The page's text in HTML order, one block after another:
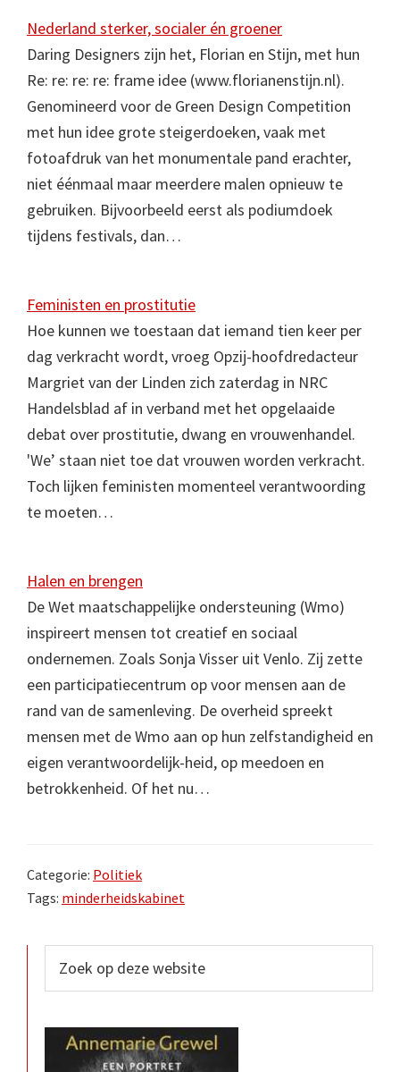
Nederland sterker, socialer én groener
Daring Designers zijn het, Florian en Stijn, met hun
Re: re: re: re: frame idee (www.florianenstijn.nl).
Genomineerd voor de Green Design Competition
met hun idee grote steigerdoeken, vaak met
fotoafdruk van het monumentale pand erachter,
niet éénmaal maar meerdere malen opnieuw te
gebruiken. Bijvoorbeeld eerst als podiumdoek
tijdens festivals, dan…
Feministen en prostitutie
Hoe kunnen we toestaan dat iemand tien keer per
dag verkracht wordt, vroeg Opzij-hoofdredacteur
Margriet van der Linden zich zaterdag in NRC
Handelsblad af in verband met het opgelaaide
debat over prostitutie, dwang en vrouwenhandel.
'We’ staan niet toe dat vrouwen worden verkracht.
Toch lijken feministen momenteel verantwoording
te moeten…
Halen en brengen
De Wet maatschappelijke ondersteuning (Wmo)
inspireert mensen tot creatief en sociaal
ondernemen. Zoals Sonja Visser uit Venlo. Zij zette
een participatiecentrum op voor mensen aan de
rand van de samenleving. De overheid spreekt
mensen met de Wmo aan op hun zelfstandigheid en
eigen verantwoordelijk-heid, op meedoen en
betrokkenheid. Of het nu…
Categorie: Politiek
Tags: minderheidskabinet
Primaire
Sidebar
op